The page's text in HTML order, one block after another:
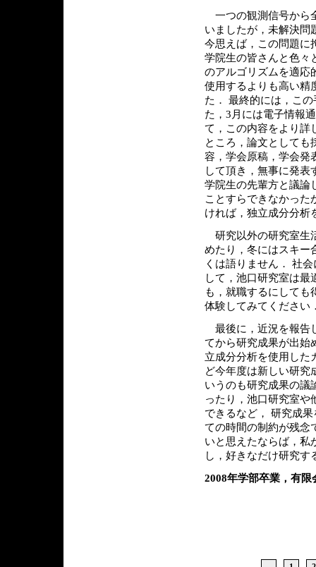
一つの観測信号から
いましたが，未解決問
今思えば，この問題に
学院生の皆さんと色々
のアルゴリズムを適応
使用するよりも高い精
た． 最終的には，こ
た，3月には電子情報
て，この内容をより詳
ところ，論文としても
容，学会原稿，学会発
して頂き，無事に発表
学院生の先輩方と議論
ことすらできなかった
ければ，独立成分分析
研究以外の研究室生
めたり，冬にはスキー
くは語りません． 社
して，池口研究室は最
も，就職するにしても
体験してみてください
最後に，近況を報告
てから研究成果が出始
立成分分析を使用した
ど今年度は新しい研究
いうのも研究成果の議
ったり，池口研究室や
できるなど， 研究成
ての時間の制約が残念
いと思えたならば，私
し，好きなだけ研究す
2008年学部卒業，有